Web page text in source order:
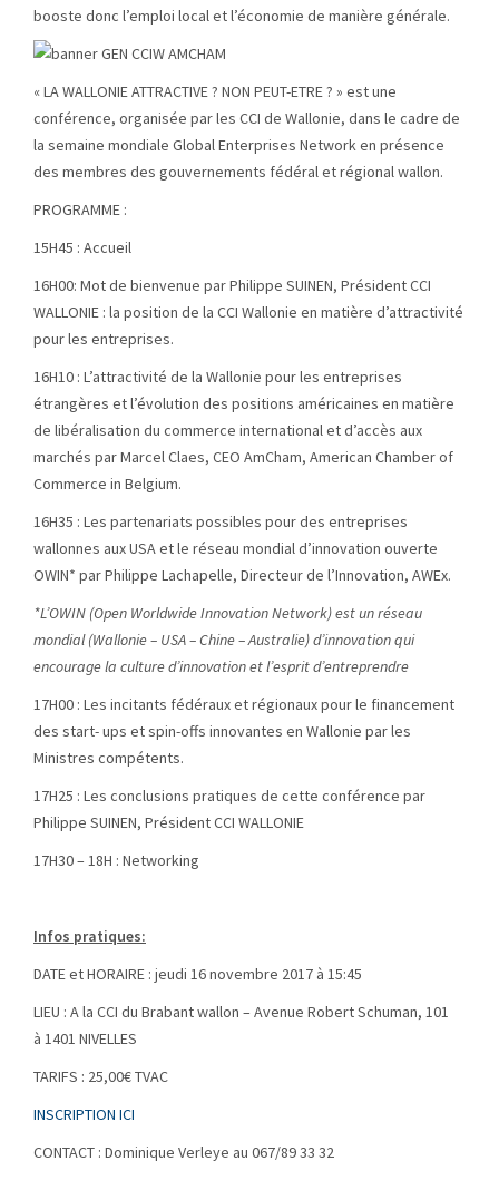
booste donc l’emploi local et l’économie de manière générale.
« LA WALLONIE ATTRACTIVE ? NON PEUT-ETRE ? » est une
conférence, organisée par les CCI de Wallonie, dans le cadre de
la semaine mondiale Global Enterprises Network en présence
des membres des gouvernements fédéral et régional wallon.
PROGRAMME :
15H45 : Accueil
16H00: Mot de bienvenue par Philippe SUINEN, Président CCI
WALLONIE : la position de la CCI Wallonie en matière d’attractivité
pour les entreprises.
16H10 : L’attractivité de la Wallonie pour les entreprises
étrangères et l’évolution des positions américaines en matière
de libéralisation du commerce international et d’accès aux
marchés par Marcel Claes, CEO AmCham, American Chamber of
Commerce in Belgium.
16H35 : Les partenariats possibles pour des entreprises
wallonnes aux USA et le réseau mondial d’innovation ouverte
OWIN* par Philippe Lachapelle, Directeur de l’Innovation, AWEx.
*L’OWIN (Open Worldwide Innovation Network) est un réseau
mondial (Wallonie – USA – Chine – Australie) d’innovation qui
encourage la culture d’innovation et l’esprit d’entreprendre
17H00 : Les incitants fédéraux et régionaux pour le financement
des start- ups et spin-offs innovantes en Wallonie par les
Ministres compétents.
17H25 : Les conclusions pratiques de cette conférence par
Philippe SUINEN, Président CCI WALLONIE
17H30 – 18H : Networking
Infos pratiques:
DATE et HORAIRE : jeudi 16 novembre 2017 à 15:45
LIEU : A la CCI du Brabant wallon – Avenue Robert Schuman, 101
à 1401 NIVELLES
TARIFS : 25,00€ TVAC
INSCRIPTION ICI
CONTACT : Dominique Verleye au 067/89 33 32